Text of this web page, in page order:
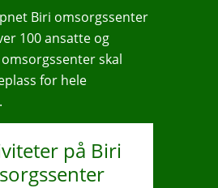
Biri omsorgssenter
100 ansatte og
skal
for hele
på Biri